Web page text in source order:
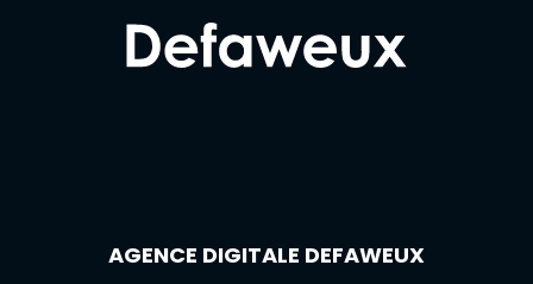
AGENCE DIGITALE DEFAWEUX